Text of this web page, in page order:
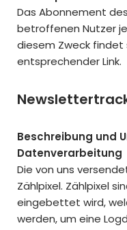
Das Abonnement
betroffenen Nutzer
diesem Zweck findet
entsprechender Link.
Beschreibung und
Datenverarbeitung
Die von uns
Zählpixel. Zählpixel
eingebettet wird,
werden, um eine